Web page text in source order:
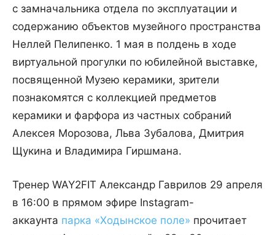
с замначальника отдела по эксплуатации и
содержанию объектов музейного пространства
Неллей Пелипенко. 1 мая в полдень в ходе
виртуальной прогулки по юбилейной выставке,
посвященной Музею керамики, зрители
познакомятся с коллекцией предметов
керамики и фарфора из частных собраний
Алексея Морозова, Льва Зубалова, Дмитрия
Щукина и Владимира Гиршмана.
Тренер WAY2FIT Александр Гаврилов 29 апреля
в 16:00 в прямом эфире Instagram-
аккаунта парка «Ходынское поле» прочитает